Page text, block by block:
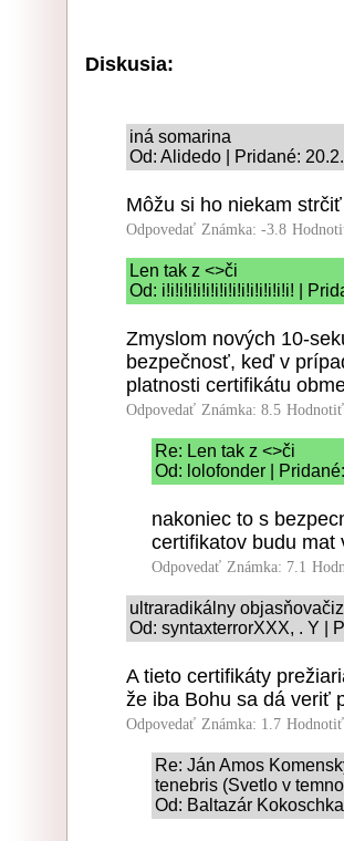
Diskusia:
iná somarina
Od: Alidedo | Pridané:
Môžu si ho niekam strčiť
Odpovedať Známka: -3.8
Len tak z <>či
Od: i!i!i!i!i!i!i!i!i!i!i!i!i!i!i! |
Zmyslom nových 10-
bezpečnosť, keď v
platnosti certifikátu
Odpovedať Známka: 8.5
Re: Len tak z <>či
Od: lolofonder |
nakoniec to s
certifikatov budu mat
Odpovedať Známka: 7.1
ultraradikálny
Od: syntaxterrorXXX, . Y |
A tieto certifikáty
že iba Bohu sa dá veriť
Odpovedať Známka: 1.7
Re: Ján Amos
tenebris (Svetlo v
Od: Baltazár